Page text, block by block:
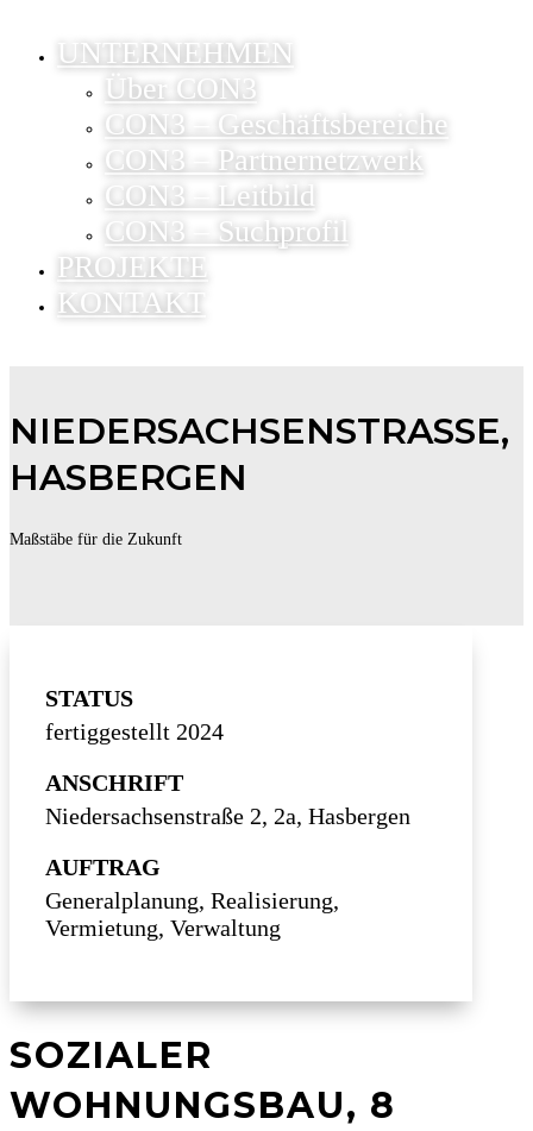
UNTERNEHMEN
Über CON3
CON3 – Geschäftsbereiche
CON3 – Partnernetzwerk
CON3 – Leitbild
CON3 – Suchprofil
PROJEKTE
KONTAKT
NIEDERSACHSENSTRASSE, H
ASBERGEN
Maßstäbe für die Zukunft
STATUS
fertiggestellt 2024
ANSCHRIFT
Niedersachsenstraße 2, 2a, Hasbergen
AUFTRAG
Generalplanung, Realisierung,
Vermietung, Verwaltung
SOZIALER
WOHNUNGSBAU, 8